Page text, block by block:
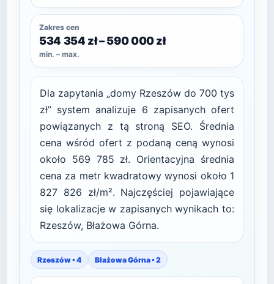
Zakres cen
534 354 zł – 590 000 zł
min. – max.
Dla zapytania „domy Rzeszów do 700 tys
zł” system analizuje 6 zapisanych ofert
powiązanych z tą stroną SEO. Średnia
cena wśród ofert z podaną ceną wynosi
około 569 785 zł. Orientacyjna średnia
cena za metr kwadratowy wynosi około 1
827 826 zł/m². Najczęściej pojawiające
się lokalizacje w zapisanych wynikach to:
Rzeszów, Błażowa Górna.
Rzeszów • 4 Błażowa Górna • 2